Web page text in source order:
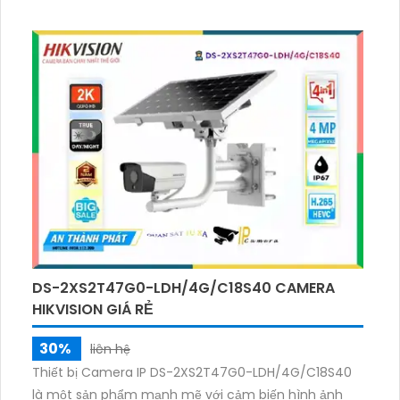
kiệm chi phí cho hệ thống lớn. Với độ phân giải 4.0
MP, hình ảnh được giám sát sắc nét. Thiết bị này
cũng tích hợp công nghệ nhìn đêm chất lượng Hồng
Ngoại Smart IR, giúp xử lý chói sáng tốt. Ngoài ra, với
tính năng tiết kiệm dung lượng
H.265+/H.265/H.264+/H.264, camera này giúp tiết
kiệm đến 50% dung lượng.
DS-2XS2T47G0-LDH/4G/C18S40 CAMERA
HIKVISION GIÁ RẺ
30%
liên hệ
Thiết bị Camera IP DS-2XS2T47G0-LDH/4G/C18S40
là một sản phẩm mạnh mẽ với cảm biến hình ảnh